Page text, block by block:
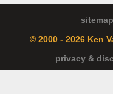
sitemap
© 2000 - 2026 Ken
privacy &